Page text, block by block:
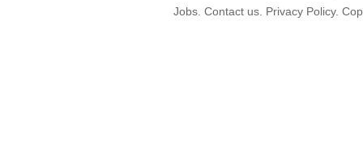
Jobs. Contact us. Privacy Policy.